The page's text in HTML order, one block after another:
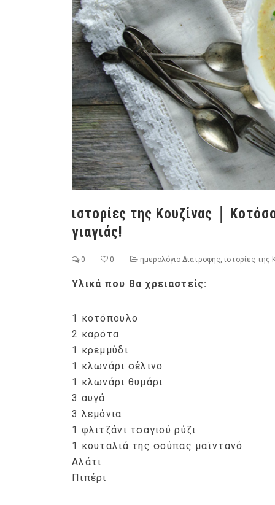
ιστορίες της Κουζίνας │
γιαγιάς!
0 0 ημερολόγιο Διατροφής ιστορίες της
Υλικά που θα χρειαστείς:
1 κοτόπουλο
2 καρότα
1 κρεμμύδι
1 κλωνάρι σέλινο
1 κλωνάρι θυμάρι
3 αυγά
3 λεμόνια
1 φλιτζάνι τσαγιού ρύζι
1 κουταλιά της σούπας μαϊντανό
Αλάτι
Πιπέρι